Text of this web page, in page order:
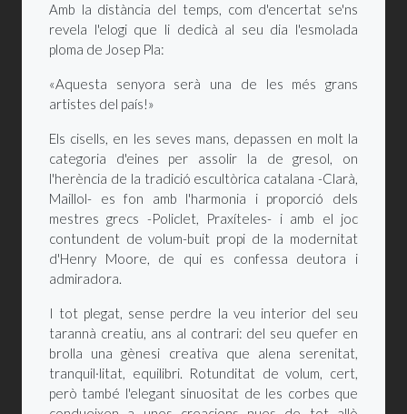
Amb la distància del temps, com d'encertat se'ns
revela l'elogi que li dedicà al seu dia l'esmolada
ploma de Josep Pla:
«Aquesta senyora serà una de les més grans
artistes del país!»
Els cisells, en les seves mans, depassen en molt la
categoria d'eines per assolir la de gresol, on
l'herència de la tradició escultòrica catalana -Clarà,
Maillol- es fon amb l'harmonia i proporció dels
mestres grecs -Policlet, Praxíteles- i amb el joc
contundent de volum-buit propi de la modernitat
d'Henry Moore, de qui es confessa deutora i
admiradora.
I tot plegat, sense perdre la veu interior del seu
tarannà creatiu, ans al contrari: del seu quefer en
brolla una gènesi creativa que alena serenitat,
tranquil·litat, equilibri. Rotunditat de volum, cert,
però també l'elegant sinuositat de les corbes que